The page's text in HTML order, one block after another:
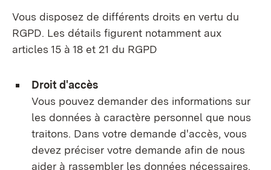
Vous disposez de différents droits en vertu du
RGPD. Les détails figurent notamment aux
articles 15 à 18 et 21 du RGPD
Droit d'accès
Vous pouvez demander des informations sur
les données à caractère personnel que nous
traitons. Dans votre demande d'accès, vous
devez préciser votre demande afin de nous
aider à rassembler les données nécessaires.